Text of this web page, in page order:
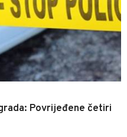
Povrijeđene četiri